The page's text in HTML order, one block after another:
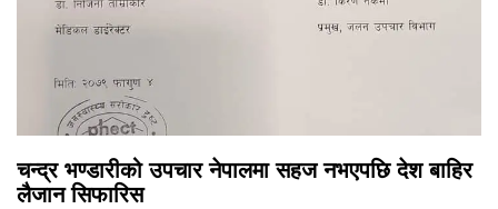
चन्द्र भण्डारीको उपचार नेपालमा सहज नभएपछि देश बाहिर
लैजान सिफारिस